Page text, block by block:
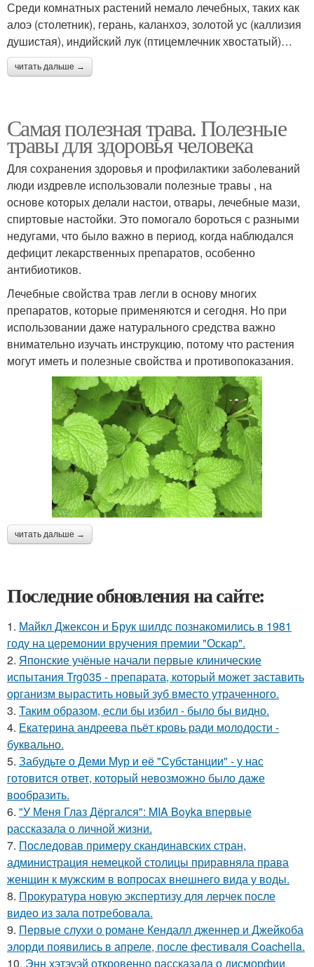
Среди комнатных растений немало лечебных, таких как
алоэ (столетник), герань, каланхоэ, золотой ус (каллизия
душистая), индийский лук (птицемлечник хвостатый)…
читать дальше →
Самая полезная трава. Полезные
травы для здоровья человека
Для сохранения здоровья и профилактики заболеваний
люди издревле использовали полезные травы , на
основе которых делали настои, отвары, лечебные мази,
спиртовые настойки. Это помогало бороться с разными
недугами, что было важно в период, когда наблюдался
дефицит лекарственных препаратов, особенно
антибиотиков.
Лечебные свойства трав легли в основу многих
препаратов, которые применяются и сегодня. Но при
использовании даже натурального средства важно
внимательно изучать инструкцию, потому что растения
могут иметь и полезные свойства и противопоказания.
читать дальше →
Последние обновления на сайте:
1. Майкл Джексон и Брук шилдс познакомились в 1981
году на церемонии вручения премии "Оскар".
2. Японские учёные начали первые клинические
испытания Trg035 - препарата, который может заставить
организм вырастить новый зуб вместо утраченного.
3. Таким образом, если бы избил - было бы видно.
4. Екатерина андреева пьёт кровь ради молодости -
буквально.
5. Забудьте о Деми Мур и её "Субстанции" - у нас
готовится ответ, который невозможно было даже
вообразить.
6. "У Меня Глаз Дёргался": MIA Boyka впервые
рассказала о личной жизни.
7. Последовав примеру скандинавских стран,
администрация немецкой столицы приравняла права
женщин к мужским в вопросах внешнего вида у воды.
8. Прокуратура новую экспертизу для лерчек после
видео из зала потребовала.
9. Первые слухи о романе Кендалл дженнер и Джейкоба
элорди появились в апреле, после фестиваля Coachella.
10. Энн хэтэуэй откровенно рассказала о дисморфии